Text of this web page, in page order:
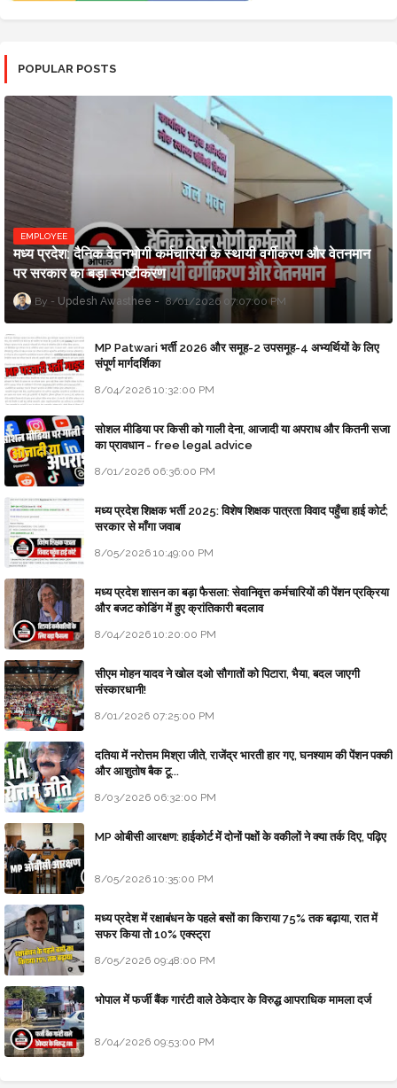
POPULAR POSTS
EMPLOYEE
मध्य प्रदेश: दैनिक वेतनभोगी कर्मचारियों के स्थायी वर्गीकरण और वेतनमान
पर सरकार का बड़ा स्पष्टीकरण
Updesh Awasthee 8/01/2026 07:07:00 PM
MP Patwari भर्ती 2026 और समूह-2 उपसमूह-4 अभ्यर्थियों के लिए
संपूर्ण मार्गदर्शिका
8/04/2026 10:32:00 PM
सोशल मीडिया पर किसी को गाली देना, आजादी या अपराध और कितनी सजा
का प्रावधान - free legal advice
8/01/2026 06:36:00 PM
मध्य प्रदेश शिक्षक भर्ती 2025: विशेष शिक्षक पात्रता विवाद पहुँचा हाई कोर्ट;
सरकार से माँगा जवाब
8/05/2026 10:49:00 PM
मध्य प्रदेश शासन का बड़ा फैसला: सेवानिवृत्त कर्मचारियों की पेंशन प्रक्रिया
और बजट कोडिंग में हुए क्रांतिकारी बदलाव
8/04/2026 10:20:00 PM
सीएम मोहन यादव ने खोल दओ सौगातों को पिटारा, भैया, बदल जाएगी
संस्कारधानी!
8/01/2026 07:25:00 PM
दतिया में नरोत्तम मिश्रा जीते, राजेंद्र भारती हार गए, घनश्याम की पेंशन पक्की
और आशुतोष बैक टू...
8/03/2026 06:32:00 PM
MP ओबीसी आरक्षण: हाईकोर्ट में दोनों पक्षों के वकीलों ने क्या तर्क दिए, पढ़िए
8/05/2026 10:35:00 PM
मध्य प्रदेश में रक्षाबंधन के पहले बसों का किराया 75% तक बढ़ाया, रात में
सफर किया तो 10% एक्स्ट्रा
8/05/2026 09:48:00 PM
भोपाल में फर्जी बैंक गारंटी वाले ठेकेदार के विरुद्ध आपराधिक मामला दर्ज
8/04/2026 09:53:00 PM